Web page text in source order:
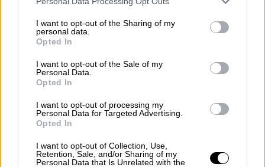
not limited to your visit or usage behaviour. You may click to
grant or deny consent to Google and its third-party tags to
use your data for below specified purposes in below Google
consent section.
I want to opt-out of the Sharing of my
personal data.
Opted In
I want to opt-out of the Sale of my
Personal Data.
Opted In
I want to opt-out of processing my
Personal Data for Targeted Advertising.
Opted In
I want to opt-out of Collection, Use,
Retention, Sale, and/or Sharing of my
Personal Data that Is Unrelated with the
(Μαζικές εκτοπίσεις Παλαιστινίων - BBC)
ΟΗΕαναφέρει ότι περισσότεροι από δύο
εκατομμύρια Παλαιστίνιοι καλούνται τώρα
να στριμωχτούν σε μόλις το 13% της
συνολικής έκτασης της Λωρίδας της Γάζας.